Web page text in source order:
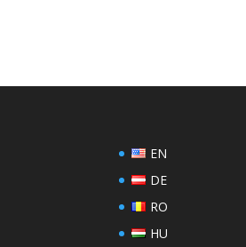
EN
DE
RO
HU